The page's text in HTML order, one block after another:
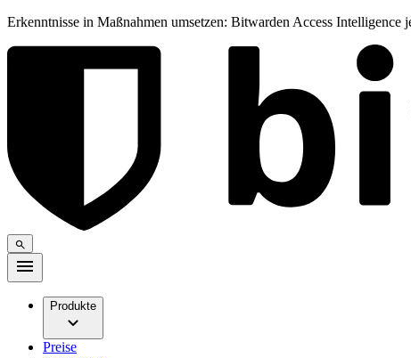
Erkenntnisse in Maßnahmen umsetzen: Bitwarden Access Intelligence
Produkte
Preise